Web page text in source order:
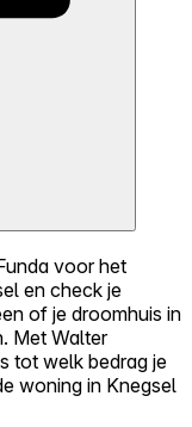
voor het
en check je
of je droomhuis in
Met Walter
tot welk bedrag je
woning in Knegsel